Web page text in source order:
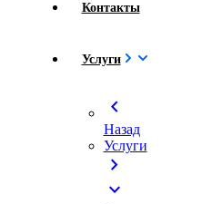
Контакты
Услуги
chevron_left
Назад
Услуги
chevron_right
expand_more